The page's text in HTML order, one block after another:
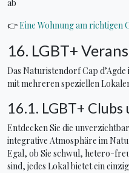
ab
👉Eine Wohnung am richtigen
16. LGBT+
Das Naturistendorf Cap
mit mehreren speziellen
16.1. LGBT+ Clubs
Entdecken Sie die
integrative Atmosphäre im
Egal, ob Sie schwul, hetero-
sind, jedes Lokal bietet ein